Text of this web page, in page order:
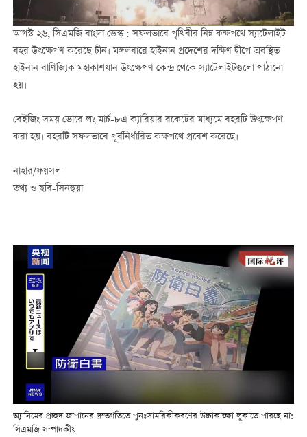
আগস্ট ২৬, সিএমজি বাংলা ডেস্ক : সফলভাবে পৃথিবীর নিম্ন কক্ষপথে স্যাটেলাইট
বহর উৎক্ষেপণ করেছে চীন। মঙ্গলবারে হাইনান প্রদেশের দক্ষিণ দ্বীপে অবস্থিত
হাইনান বাণিজ্যিক মহাকাশযান উৎক্ষেপণ কেন্দ্র থেকে স্যাটেলাইটগুলো পাঠানো
হয়।
বেইজিং সময় ভোরে লং মার্চ-৮এ ক্যারিয়ার রকেটের মাধ্যমে বহরটি উৎক্ষেপণ
করা হয়। বহরটি সফলভাবে পূর্বনির্ধারিত কক্ষপথে প্রবেশ করেছে।
নাহার/ফয়সল
তথ্য ও ছবি-সিনহুয়া
অ্যানিমের প্রচ্ছদ জাপানের দ্রুতগতিতে পুনঃসামরিকীকরণের উচ্চাকাঙ্ক্ষা লুকাতে পারছে না:
সিএমজি সম্পাদকীয়